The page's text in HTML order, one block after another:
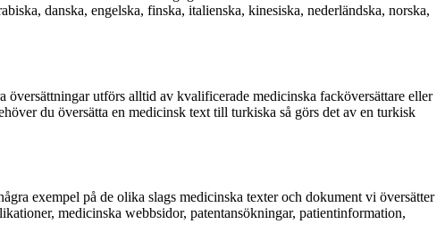
danska, engelska, finska, italienska, kinesiska, nederländska, norska,
utförs alltid av kvalificerade medicinska facköversättare eller
du översätta en medicinsk text till turkiska så görs det av en turkisk
exempel på de olika slags medicinska texter och dokument vi översätter
medicinska webbsidor, patentansökningar, patientinformation,